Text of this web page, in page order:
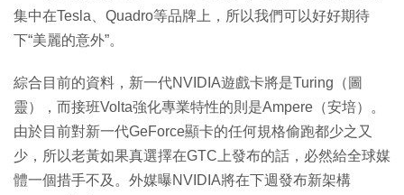
集中在Tesla、Quadro等品牌上，所以我們可以好好期待
下“美麗的意外”。
綜合目前的資料，新一代NVIDIA遊戲卡將是Turing（圖
靈），而接班Volta強化專業特性的則是Ampere（安培）。
由於目前對新一代GeForce顯卡的任何規格偷跑都少之又
少，所以老黃如果真選擇在GTC上發布的話，必然給全球媒
體一個措手不及。外媒曝NVIDIA將在下週發布新架構